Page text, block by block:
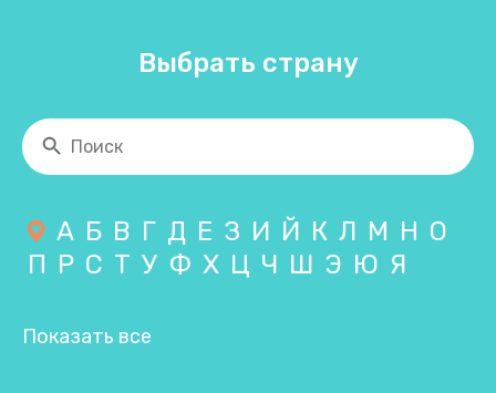
Выбрать страну
А Б В Г Д Е З И Й К Л М Н О
П Р С Т У Ф Х Ц Ч Ш Э Ю Я
Показать все